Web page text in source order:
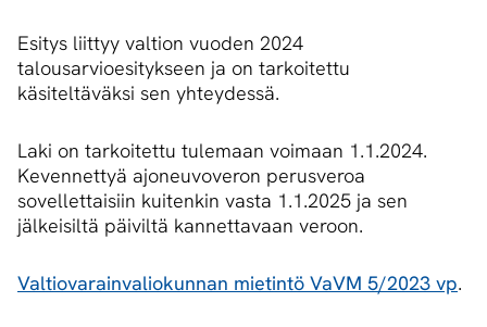
Esitys liittyy valtion vuoden 2024
talousarvioesitykseen ja on tarkoitettu
käsiteltäväksi sen yhteydessä.
Laki on tarkoitettu tulemaan voimaan 1.1.2024.
Kevennettyä ajoneuvoveron perusveroa
sovellettaisiin kuitenkin vasta 1.1.2025 ja sen
jälkeisiltä päiviltä kannettavaan veroon.
Valtiovarainvaliokunnan mietintö VaVM 5/2023 vp.